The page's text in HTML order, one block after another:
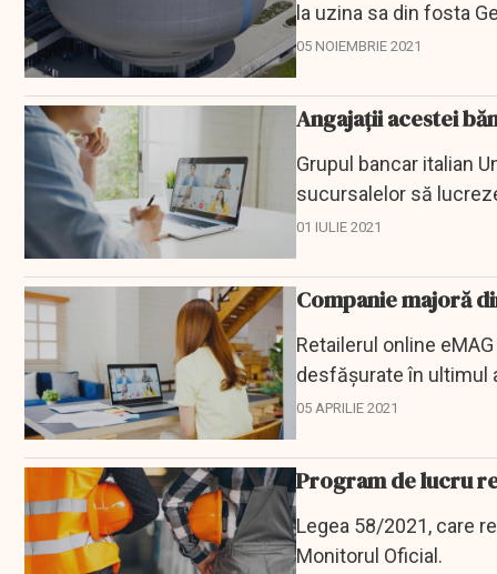
la uzina sa din fosta
aduce la...
05 NOIEMBRIE 2021
Angajații acestei
Grupul bancar italian
sucursalelor să
aranjamentele privind
01 IULIE 2021
Companie majoră
Retailerul online
desfășurate în ultimul
birou...
05 APRILIE 2021
Program de lucru
Legea 58/2021, care
Monitorul Oficial.